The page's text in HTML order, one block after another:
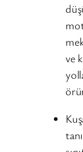
ve